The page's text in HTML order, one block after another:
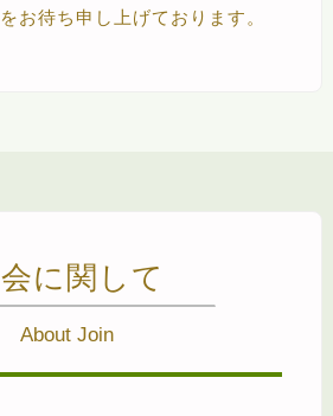
お待ち申し上げております。
に関して
About Join